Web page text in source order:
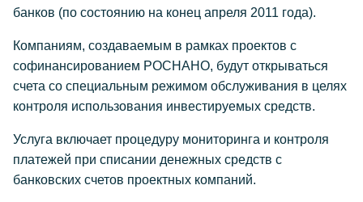
банков (по состоянию на конец апреля 2011 года).
Компаниям, создаваемым в рамках проектов с
софинансированием РОСНАНО, будут открываться
счета со специальным режимом обслуживания в целях
контроля использования инвестируемых средств.
Услуга включает процедуру мониторинга и контроля
платежей при списании денежных средств с
банковских счетов проектных компаний.